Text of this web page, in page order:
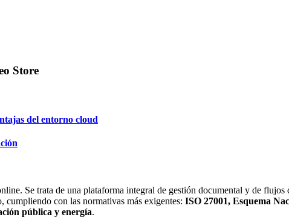
Store
del entorno cloud
Se trata de una plataforma integral de gestión documental y de
cumpliendo con las normativas más exigentes: ISO 27001, Esquema
pública y energía.